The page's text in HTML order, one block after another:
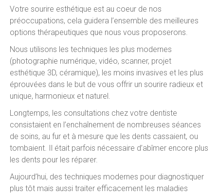
Votre sourire esthétique est au coeur de nos
préoccupations, cela guidera l’ensemble des meilleures
options thérapeutiques que nous vous proposerons.
Nous utilisons les techniques les plus modernes
(photographie numérique, vidéo, scanner, projet
esthétique 3D, céramique), les moins invasives et les plus
éprouvées dans le but de vous offrir un sourire radieux et
unique, harmonieux et naturel.
Longtemps, les consultations chez votre dentiste
consistaient en l’enchaînement de nombreuses séances
de soins, au fur et à mesure que les dents cassaient, ou
tombaient. Il était parfois nécessaire d’abîmer encore plus
les dents pour les réparer.
Aujourd’hui, des techniques modernes pour diagnostiquer
plus tôt mais aussi traiter efficacement les maladies